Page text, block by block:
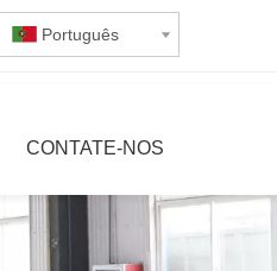
Português
CONTATE-NOS